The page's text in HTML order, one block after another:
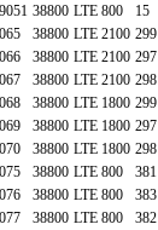
38800 LTE 800 15
38800 LTE 2100 299
38800 LTE 2100 297
38800 LTE 2100 298
38800 LTE 1800 299
38800 LTE 1800 297
38800 LTE 1800 298
38800 LTE 800 381
38800 LTE 800 383
38800 LTE 800 382